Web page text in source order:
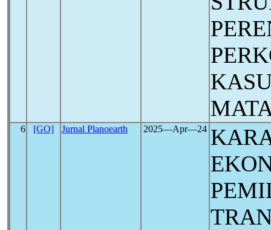
6 [GO] Jurnal Planoearth 2025―Apr―24